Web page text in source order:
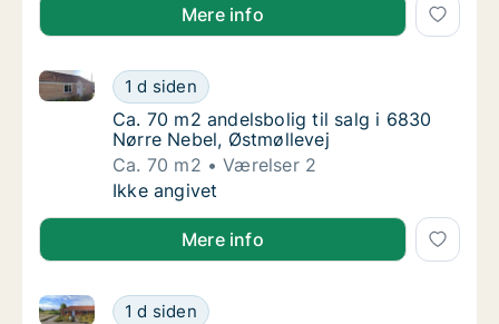
Mere info
Ca. 70 m2 andelsbolig til salg i 6830 Nørre
1 d siden
Ca. 70 m2 andelsbolig til salg i 6830 Nørre Nebel,
Ca. 70 m2 andelsbolig til salg i 6830 Nørre
Ca. 70 m2 andelsbolig til salg i 6830
Nørre Nebel, Østmøllevej
Ca. 70 m2
Værelser 2
Ca. 70 m2 andelsbolig til salg i 6830 Nørre
Ikke angivet
Mere info
Ca. 95 m2 andelsbolig til salg i 6470
1 d siden
Ca. 95 m2 andelsbolig til salg i 6470 Sydals, Hørup